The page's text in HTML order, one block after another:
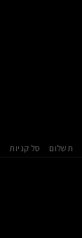
תשלום סל קניות